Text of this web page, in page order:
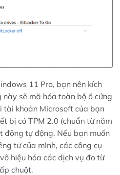
11 Pro, bạn nên kích
sẽ mã hóa toàn bộ ổ cứng
tài khoản Microsoft của bạn
bị có TPM 2.0 (chuẩn từ năm
động tự động. Nếu bạn muốn
tư của mình, các công cụ
hiệu hóa các dịch vụ đo từ
chuột.